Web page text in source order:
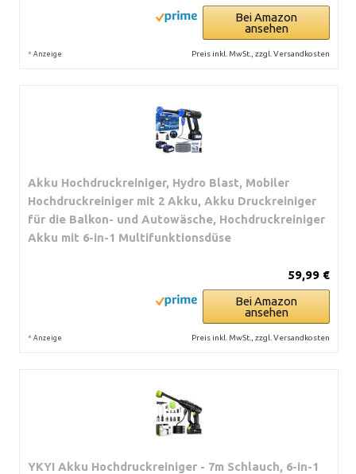
Bei Amazon
ansehen
* Anzeige Preis inkl. MwSt., zzgl. Versandkosten
Akku Hochdruckreiniger, Hydro Blast, Mobiler
Hochdruckreiniger mit 2 Akku, Akku Druckreiniger
für die Balkon- und Autowäsche, Hochdruckreiniger
Akku mit 6-in-1 Multifunktionsdüse
59,99 €
Bei Amazon
ansehen
* Anzeige Preis inkl. MwSt., zzgl. Versandkosten
YKYI Akku Hochdruckreiniger - 7m Schlauch, 6-in-1